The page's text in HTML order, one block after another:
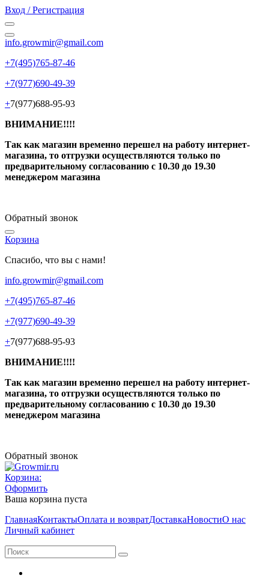
Вход / Регистрация
info.growmir@gmail.com
+7(495)765-87-46
+7(977)690-49-39
+7(977)688-95-93
ВНИМАНИЕ!!!!
Так как магазин временно перешел на работу интернет-
магазина, то отгрузки осуществляются только по
предварительному согласованию с 10.30 до 19.30
менеджером магазина
Обратный звонок
Корзина
Спасибо, что вы с нами!
info.growmir@gmail.com
+7(495)765-87-46
+7(977)690-49-39
+7(977)688-95-93
ВНИМАНИЕ!!!!
Так как магазин временно перешел на работу интернет-
магазина, то отгрузки осуществляются только по
предварительному согласованию с 10.30 до 19.30
менеджером магазина
Обратный звонок
Корзина:
Оформить
Ваша корзина пуста
ГлавнаяКонтактыОплата и возвратДоставкаНовостиО нас
Личный кабинет